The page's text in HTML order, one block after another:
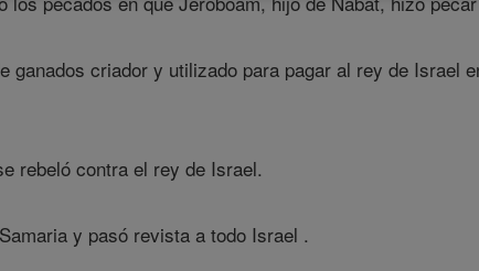
ganados criador y utilizado para pagar al rey de Israel
rebeló contra el rey de Israel.
y pasó revista a todo Israel .